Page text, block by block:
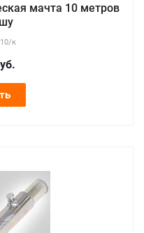
мачта 10 метров
к